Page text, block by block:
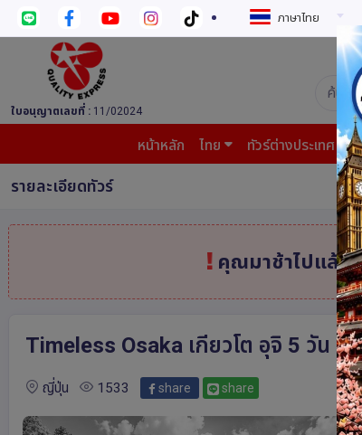
ภาษาไทย
ใบอนุญาตเลขที่ : 11/02024
บ
หน้าหลัก ไทย ทัวร์ต่างประเทศ
รายละเอียดทัวร์
คุณมาช้าไปแล้ว
Timeless Osaka เกียวโต อุจิ 5 วัน 3
ญี่ปุ่น 1533 share share